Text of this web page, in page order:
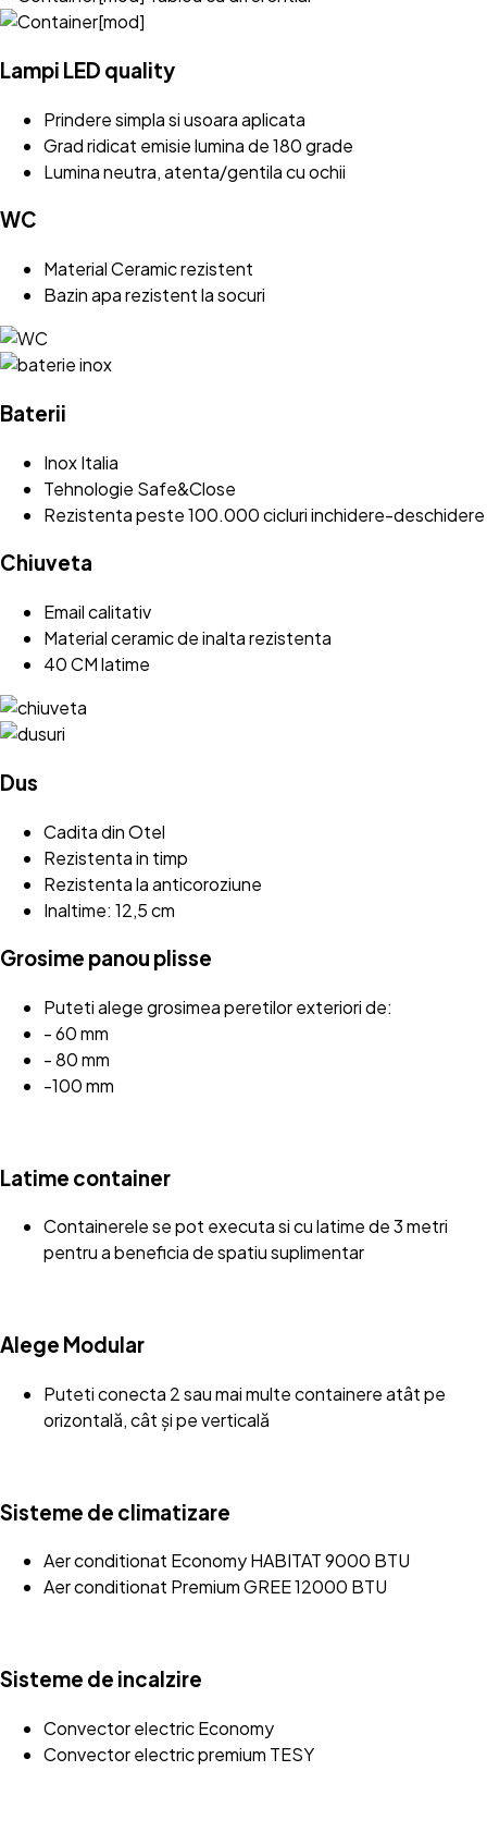
Lampi LED quality
Prindere simpla si usoara aplicata
Grad ridicat emisie lumina de 180 grade
Lumina neutra, atenta/gentila cu ochii
WC
Material Ceramic rezistent
Bazin apa rezistent la socuri
Baterii
Inox Italia
Tehnologie Safe&Close
Rezistenta peste 100.000 cicluri inchidere-deschidere
Chiuveta
Email calitativ
Material ceramic de inalta rezistenta
40 CM latime
Dus
Cadita din Otel
Rezistenta in timp
Rezistenta la anticoroziune
Inaltime: 12,5 cm
Grosime panou plisse
Puteti alege grosimea peretilor exteriori de:
- 60 mm
- 80 mm
-100 mm
Latime container
Containerele se pot executa si cu latime de 3 metri
pentru a beneficia de spatiu suplimentar
Alege Modular
Puteti conecta 2 sau mai multe containere atât pe
orizontală, cât și pe verticală
Sisteme de climatizare
Aer conditionat Economy HABITAT 9000 BTU
Aer conditionat Premium GREE 12000 BTU
Sisteme de incalzire
Convector electric Economy
Convector electric premium TESY